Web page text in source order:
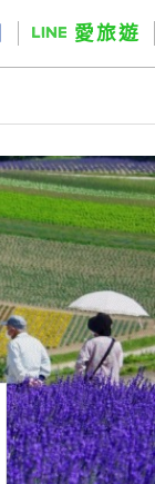
愛旅遊